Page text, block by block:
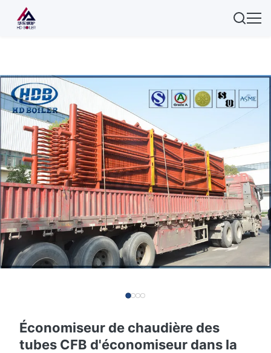
Économiseur de chaudière des
tubes CFB d'économiseur dans la